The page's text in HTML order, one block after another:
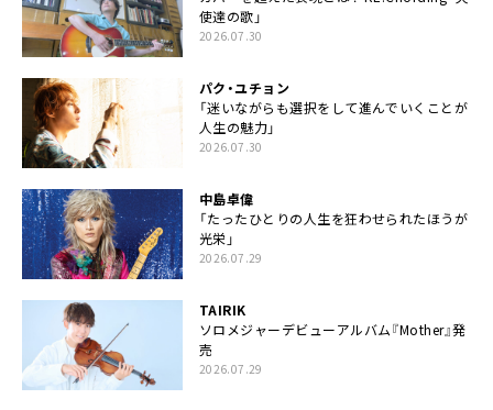
使達の歌」
2026.07.30
パク・ユチョン
「迷いながらも選択をして進んでいくことが
人生の魅力」
2026.07.30
中島卓偉
「たったひとりの人生を狂わせられたほうが
光栄」
2026.07.29
TAIRIK
ソロメジャーデビューアルバム『Mother』発
売
2026.07.29